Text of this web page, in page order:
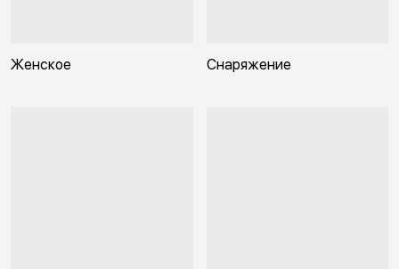
Женское Снаряжение